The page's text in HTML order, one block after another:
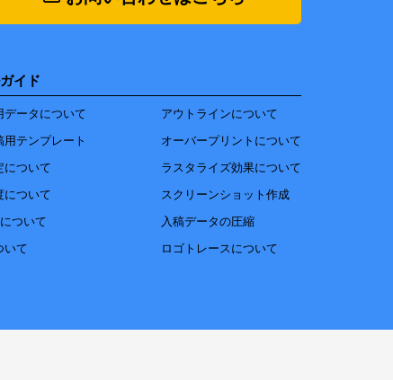
イド
データについて
用テンプレート
について
について
ついて
いて
アウトラインについて
オーバープリントについて
ラスタライズ効果について
スクリーンショット作成
入稿データの圧縮
ロゴトレースについて